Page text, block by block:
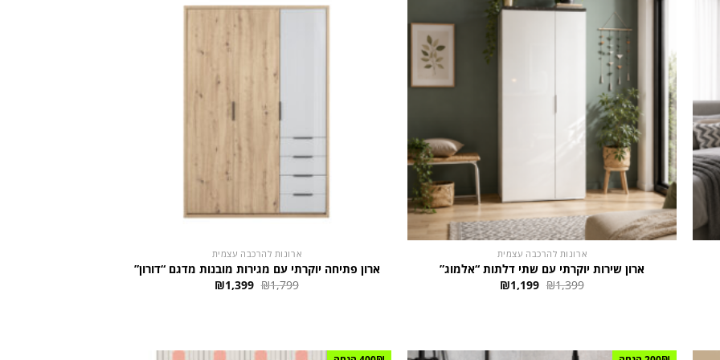
ארונות להרכבה עצמית
ארון שירות יוקרתי עם שתי דלתות “אלמוג”
₪1,399 המחיר
המקורי
₪1,199 המחיר
ארונות להרכבה עצמית
ארון פתיחה יוקרתי עם מגירות מובנות מדגם “דורון”
₪1,799 המחיר
המקורי
₪1,399 המחיר